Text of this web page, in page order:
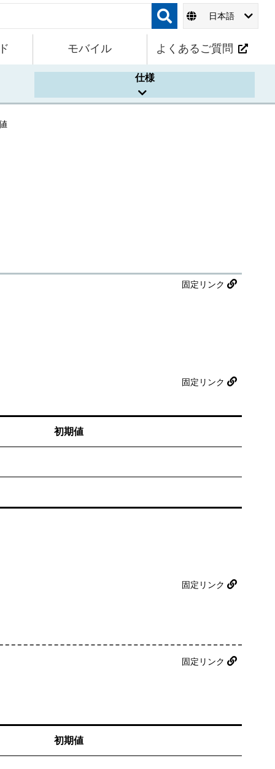
日本語
モバイル よくあるご質問
仕様
固定リンク
固定リンク
初期値
固定リンク
固定リンク
初期値